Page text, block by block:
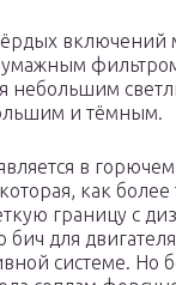
включений
небольшим
и тёмным.
в
как более
границу с
бич для
системе. Но